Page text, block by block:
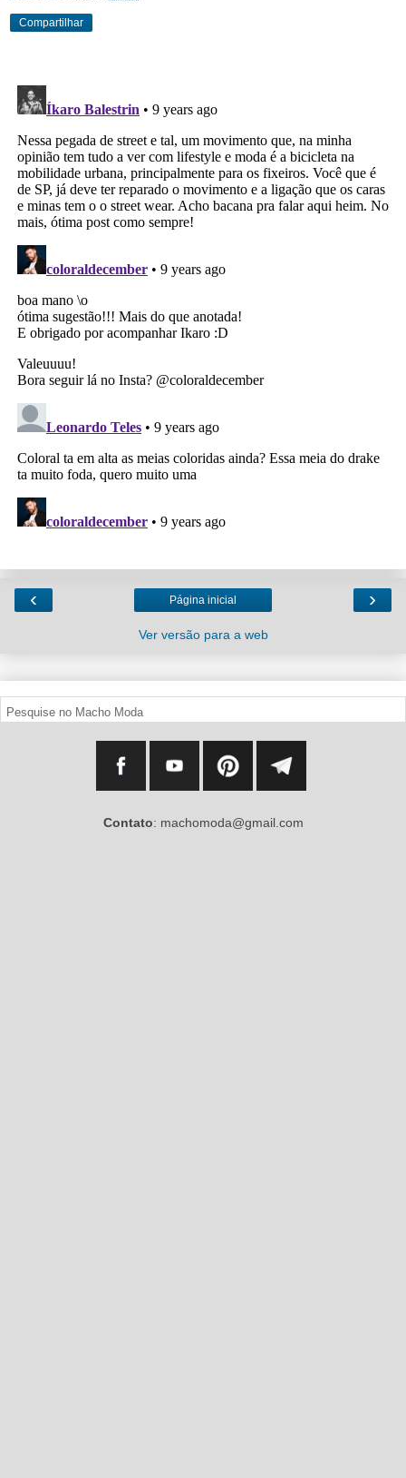
Compartilhar
‹ ›
Página inicial
Ver versão para a web
Contato: machomoda@gmail.com